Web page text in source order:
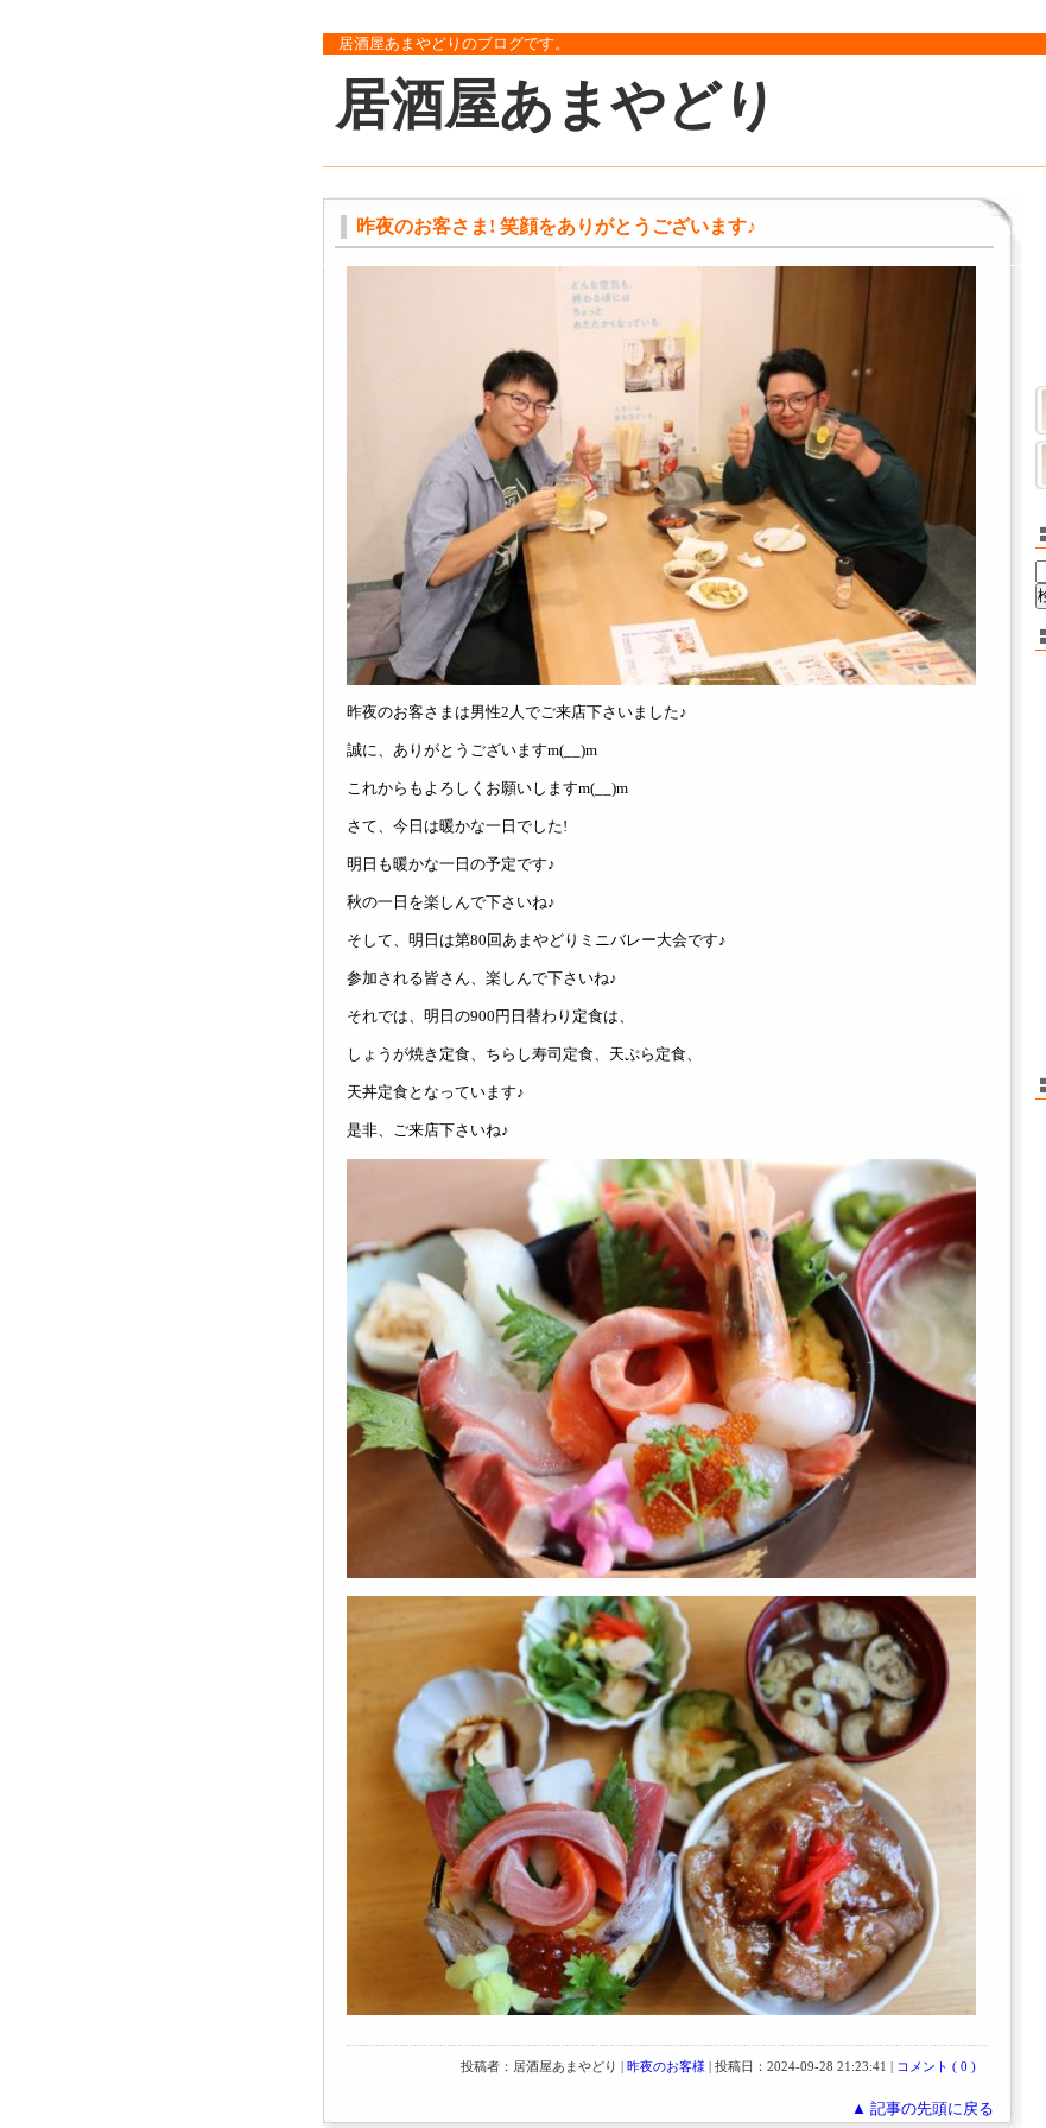
居酒屋あまやどりのブログです。
居酒屋あまやどり
昨夜のお客さま! 笑顔をありがとうございます♪
昨夜のお客さまは男性2人でご来店下さいました♪
誠に、ありがとうございますm(__)m
これからもよろしくお願いしますm(__)m
さて、今日は暖かな一日でした!
明日も暖かな一日の予定です♪
秋の一日を楽しんで下さいね♪
そして、明日は第80回あまやどりミニバレー大会です♪
参加される皆さん、楽しんで下さいね♪
それでは、明日の900円日替わり定食は、
しょうが焼き定食、ちらし寿司定食、天ぷら定食、
天丼定食となっています♪
是非、ご来店下さいね♪
投稿者：居酒屋あまやどり | 昨夜のお客様 | 投稿日：2024-09-28 21:23:41 | コメント ( 0 )
▲ 記事の先頭に戻る